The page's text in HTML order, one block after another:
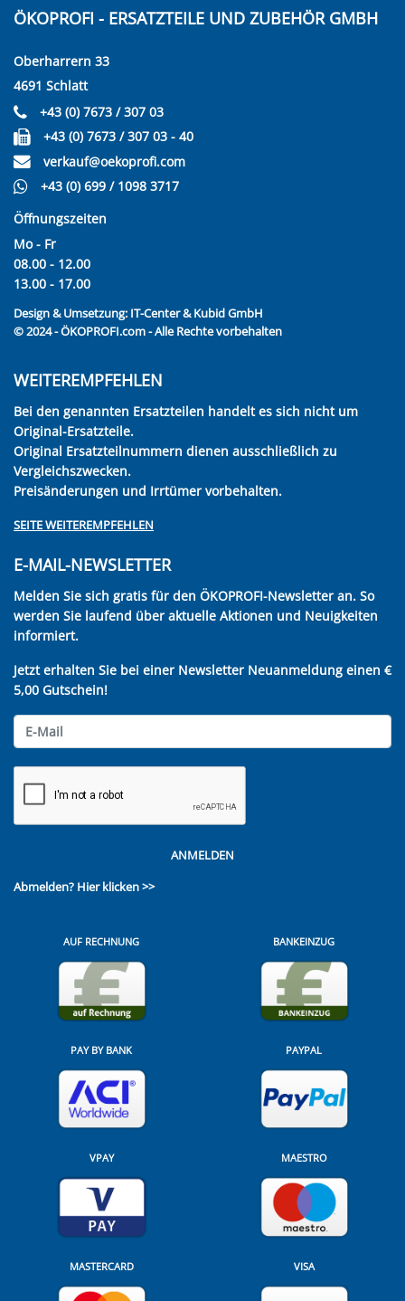
ÖKOPROFI - ERSATZTEILE UND ZUBEHÖR GMBH
Oberharrern 33
4691 Schlatt
+43 (0) 7673 / 307 03
+43 (0) 7673 / 307 03 - 40
verkauf@oekoprofi.com
+43 (0) 699 / 1098 3717
Öffnungszeiten
Mo - Fr
08.00 - 12.00
13.00 - 17.00
Design & Umsetzung: IT-Center & Kubid GmbH
© 2024 - ÖKOPROFI.com - Alle Rechte vorbehalten
WEITEREMPFEHLEN
Bei den genannten Ersatzteilen handelt es sich nicht um
Original-Ersatzteile.
Original Ersatzteilnummern dienen ausschließlich zu
Vergleichszwecken.
Preisänderungen und Irrtümer vorbehalten.
SEITE WEITEREMPFEHLEN
E-MAIL-NEWSLETTER
Melden Sie sich gratis für den ÖKOPROFI-Newsletter an. So
werden Sie laufend über aktuelle Aktionen und Neuigkeiten
informiert.
Jetzt erhalten Sie bei einer Newsletter Neuanmeldung einen €
5,00 Gutschein!
ANMELDEN
Abmelden? Hier klicken >>
AUF RECHNUNG BANKEINZUG
PAY BY BANK PAYPAL
VPAY MAESTRO
MASTERCARD VISA